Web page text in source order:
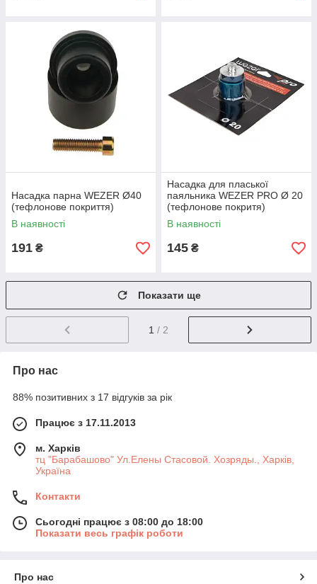
Насадка парна WEZER Ø40
(тефлонове покриття)
В наявності
191 ₴
Насадка для пласької
паяльника WEZER PRO Ø 20
(тефлонове покритя)
В наявності
145 ₴
Показати ще
1 / 2
Про нас
88% позитивних з 17 відгуків за рік
Працює з 17.11.2013
м. Харків
тц "Барабашово" Ул.Елены Стасовой. Хозряды., Харків,
Україна
Контакти
Сьогодні працює з 08:00 до 18:00
Показати весь графік роботи
Про нас